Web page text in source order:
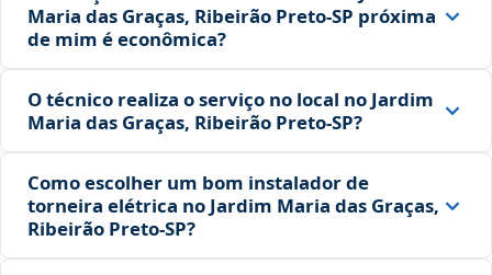
Maria das Graças, Ribeirão Preto‑SP próxima
de mim é econômica?
O técnico realiza o serviço no local no Jardim
Maria das Graças, Ribeirão Preto‑SP?
Como escolher um bom instalador de
torneira elétrica no Jardim Maria das Graças,
Ribeirão Preto‑SP?